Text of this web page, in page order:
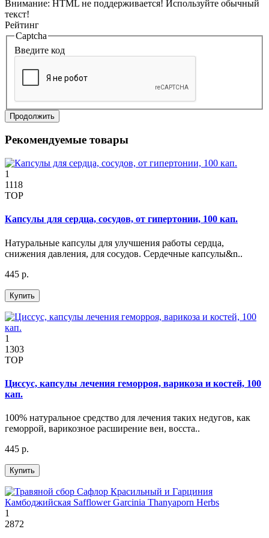
Внимание: HTML не поддерживается! Используйте обычный
текст!
Рейтинг
Captcha
Введите код
Продолжить
Рекомендуемые товары
1
1118
TOP
Капсулы для сердца, сосудов, от гипертонии, 100 кап.
Натуральные капсулы для улучшения работы сердца,
снижения давления, для сосудов. Сердечные капсулы&n..
445 р.
Купить
1
1303
TOP
Циссус, капсулы лечения геморроя, варикоза и костей, 100
кап.
100% натуральное средство для лечения таких недугов, как
геморрой, варикозное расширение вен, восста..
445 р.
Купить
1
2872